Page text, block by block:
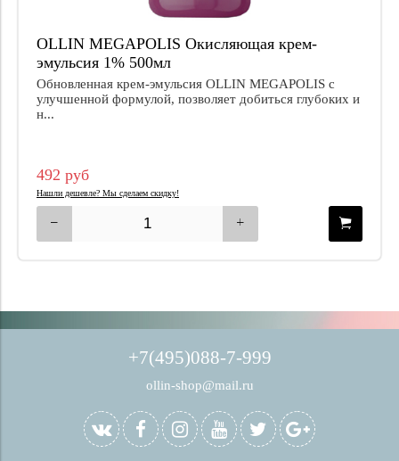
OLLIN MEGAPOLIS Окисляющая крем-
эмульсия 1% 500мл
Обновленная крем-эмульсия OLLIN MEGAPOLIS с
улучшенной формулой, позволяет добиться глубоких и
н...
492 руб
Нашли дешевле? Мы сделаем скидку!
+7(495)088-7-999
ollin-shop@mail.ru